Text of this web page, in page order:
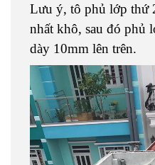
Lưu ý, tô phủ lớp thứ
nhất khô, sau đó phủ
dày 10mm lên trên.